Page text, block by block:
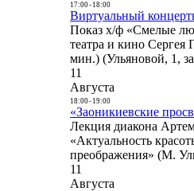
17:00- 18:00
Виртуальный
Показ х/ф «Смелые
театра и кино
мин.) (Ульяновой, 1,
11
Августа
18:00- 19:00
«Заоникиевские
Лекция диакона
«Актуальность
преображения» (М.
11
Августа